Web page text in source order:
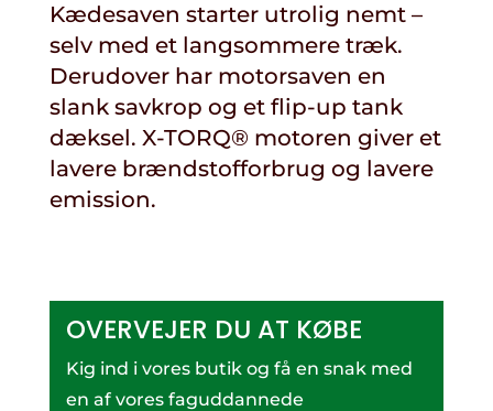
Kædesaven starter utrolig nemt –
selv med et langsommere træk.
Derudover har motorsaven en
slank savkrop og et flip-up tank
dæksel. X-TORQ® motoren giver et
lavere brændstofforbrug og lavere
emission.
OVERVEJER DU AT KØBE
Kig ind i vores butik og få en snak med
en af vores faguddannede